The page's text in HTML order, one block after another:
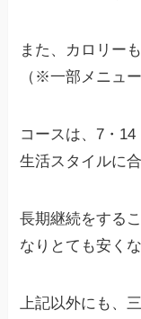
また、カロリー
（※一部メニュー
コースは、7・
生活スタイルに
長期継続をする
なりとても安くな
上記以外にも、